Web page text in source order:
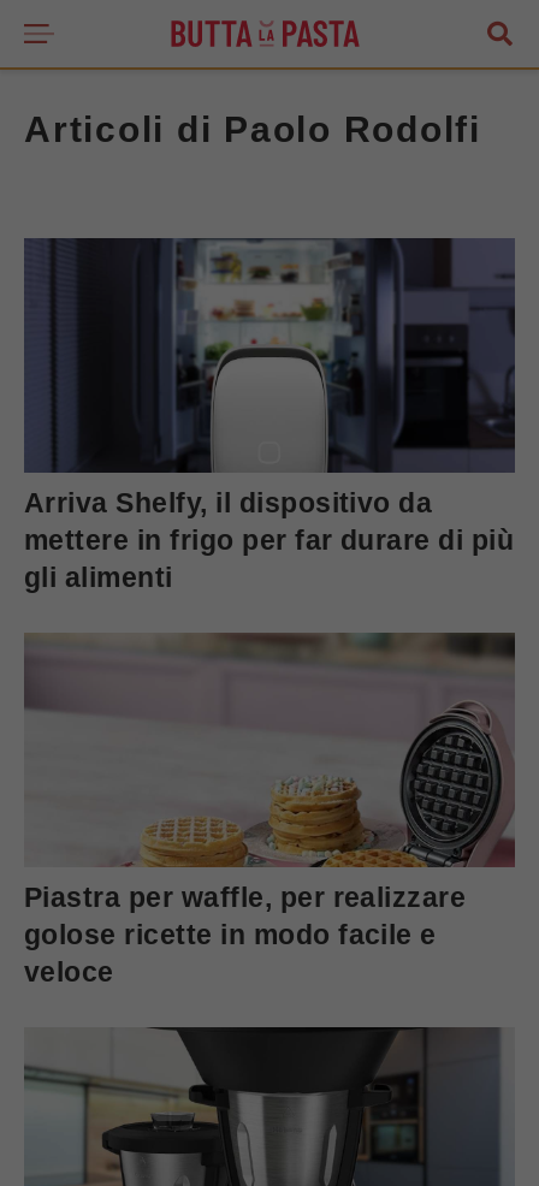
Articoli di Paolo Rodolfi
Arriva Shelfy, il dispositivo da
mettere in frigo per far durare di più
gli alimenti
Piastra per waffle, per realizzare
golose ricette in modo facile e
veloce